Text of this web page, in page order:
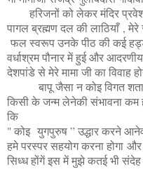
हरिजनों को लेकर मंदिर प्रवेश
पागल ब्रह्मण दल की लाठियाँ , मेरे
फल स्वरूप उनके पीठ की कई
वर्धाश्रम पौनार में हुई और
देशपांडे से मेरे मामा जी का विवाह
बापू जैसा न कोइ विगत
किसी के जन्म लेनेकी संभावना कम
कि
" कोइ युगपुरुष ” उद्धार करने
हमे परस्पर सहयोग करना होगा
सिध्ध होंगें इस में मुझे कतई भी संदेह